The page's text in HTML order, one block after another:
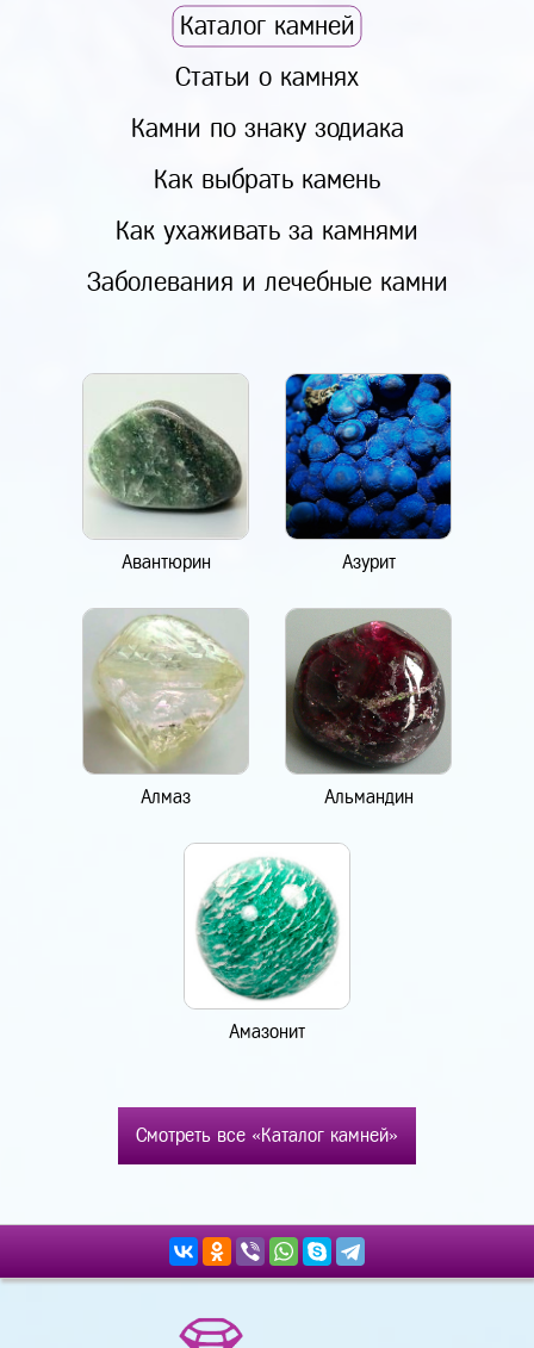
Каталог камней
Статьи о камнях
Камни по знаку зодиака
Как выбрать камень
Как ухаживать за камнями
Заболевания и лечебные камни
Авантюрин Азурит
Алмаз Альмандин
Амазонит
Смотреть все «Каталог камней»